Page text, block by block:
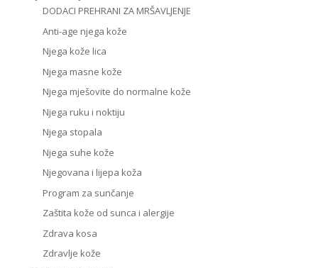
DODACI PREHRANI ZA MRŠAVLJENJE
Anti-age njega kože
Njega kože lica
Njega masne kože
Njega mješovite do normalne kože
Njega ruku i noktiju
Njega stopala
Njega suhe kože
Njegovana i lijepa koža
Program za sunčanje
Zaštita kože od sunca i alergije
Zdrava kosa
Zdravlje kože